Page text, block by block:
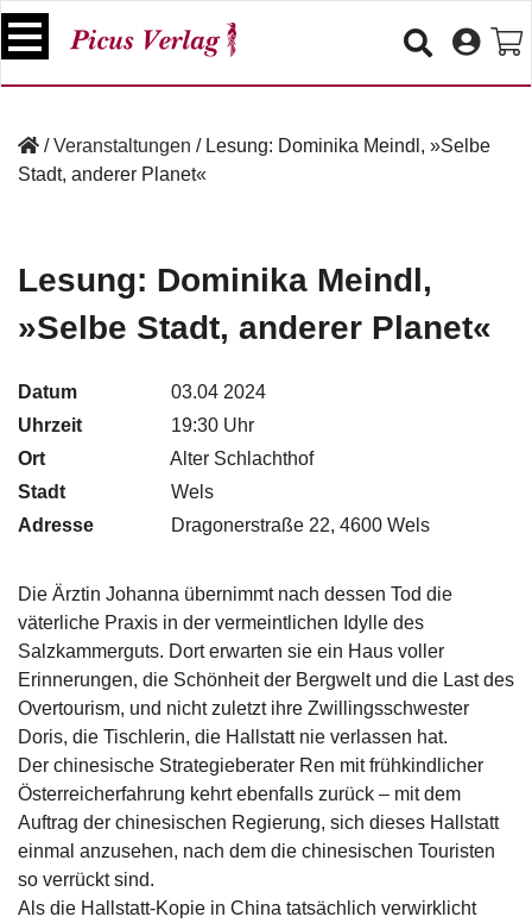
S
k
ü
h
V
r
n
t
a
u
n
n
B
l
o
V
o
r
s
c
h
/ Veranstaltungen / Lesung: Dominika Meindl, »Selbe
Stadt, anderer Planet«
Lesung: Dominika Meindl,
»Selbe Stadt, anderer Planet«
Datum
03.04 2024
Uhrzeit
19:30 Uhr
Ort
Alter Schlachthof
Stadt
Wels
Adresse
Dragonerstraße 22, 4600 Wels
Die Ärztin Johanna übernimmt nach dessen Tod die
väterliche Praxis in der vermeintlichen Idylle des
Salzkammerguts. Dort erwarten sie ein Haus voller
Erinnerungen, die Schönheit der Bergwelt und die Last des
Overtourism, und nicht zuletzt ihre Zwillingsschwester
Doris, die Tischlerin, die Hallstatt nie verlassen hat.
Der chinesische Strategieberater Ren mit frühkindlicher
Österreicherfahrung kehrt ebenfalls zurück – mit dem
Auftrag der chinesischen Regierung, sich dieses Hallstatt
einmal anzusehen, nach dem die chinesischen Touristen
so verrückt sind.
Als die Hallstatt-Kopie in China tatsächlich verwirklicht